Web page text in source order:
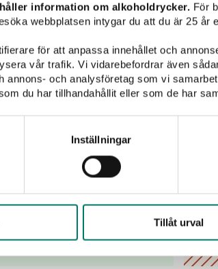
information om alkoholdrycker. För
webbplatsen intygar du att du är 25 år
för att anpassa innehållet och
vår trafik. Vi vidarebefordrar även
annons- och analysföretag som vi
du har tillhandahållit eller som de har
Inställningar
Tillåt urval
Tempranillo
gjord på 100%